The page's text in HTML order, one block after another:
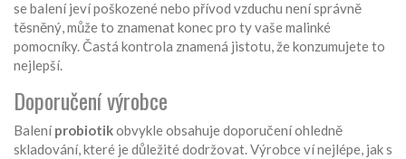
se balení jeví poškozené nebo přívod vzduchu není správně
těsněný, může to znamenat konec pro ty vaše malinké
pomocníky. Častá kontrola znamená jistotu, že konzumujete to
nejlepší.
Doporučení výrobce
Baleníprobiotikobvykle obsahuje doporučení ohledně
skladování, které je důležité dodržovat. Výrobce ví nejlépe, jak s